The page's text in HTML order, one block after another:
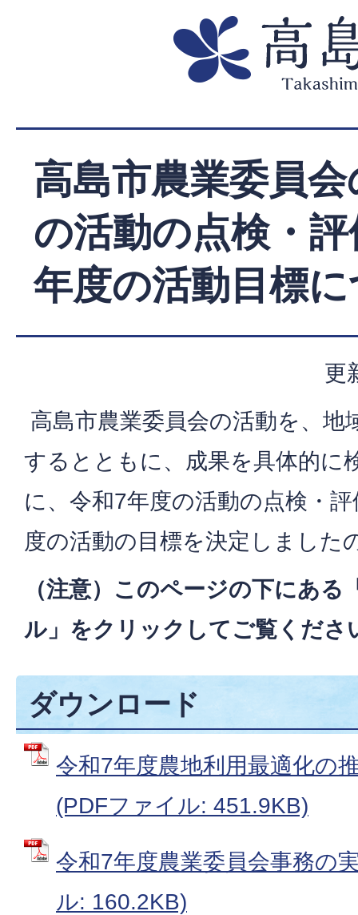
高島市農業委員
の活動の点検・
年度の活動目標
更
高島市農業委員会の活動を、地
するとともに、成果を具体的に
に、令和7年度の活動の点検・
度の活動の目標を決定しました
（注意）このページの下にあ
ル」をクリックしてご覧くださ
ダウンロード
令和7年度農地利用最適化の
(PDFファイル: 451.9KB)
令和7年度農業委員会事務の
ル: 160.2KB)